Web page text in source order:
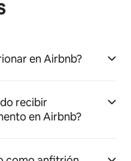
en Airbnb?
recibir
en Airbnb?